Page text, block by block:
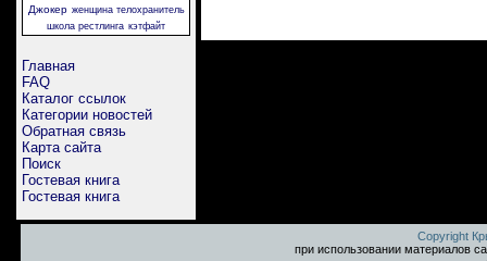
Джокер женщина телохранитель
школа рестлинга кэтфайт
Главная
FAQ
Каталог ссылок
Категории новостей
Обратная связь
Карта сайта
Поиск
Гостевая книга
Гостевая книга
Copyright
при использовании материалов